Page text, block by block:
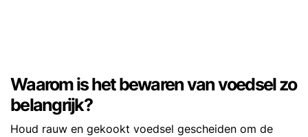
Waarom is het bewaren van voedsel zo
belangrijk?
Houd rauw en gekookt voedsel gescheiden om de